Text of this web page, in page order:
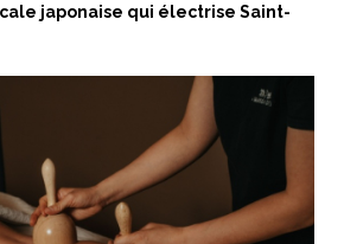
japonaise qui électrise Saint-